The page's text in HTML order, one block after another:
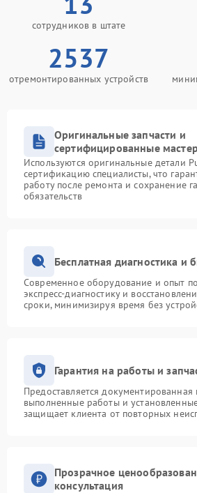
сотрудников в штате
2537
отремонтированных устройств
Оригинальные запчасти и
сертифицированные
Используются оригинальные детали
сертификацию специалисты, что
работу после ремонта и сохранение
обязательств
Бесплатная диагностика и
Современное оборудование и опыт
экспресс-диагностику и
сроки, минимизируя время без
Гарантия на работы и
Предоставляется документированная
выполненные работы и
защищает клиента от повторных
Прозрачное
консультация